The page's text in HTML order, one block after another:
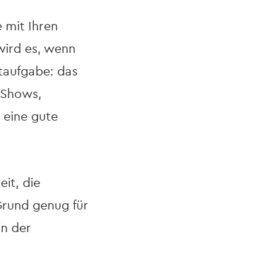
mit Ihren
es, wenn
das
eine gute
die
genug für
der